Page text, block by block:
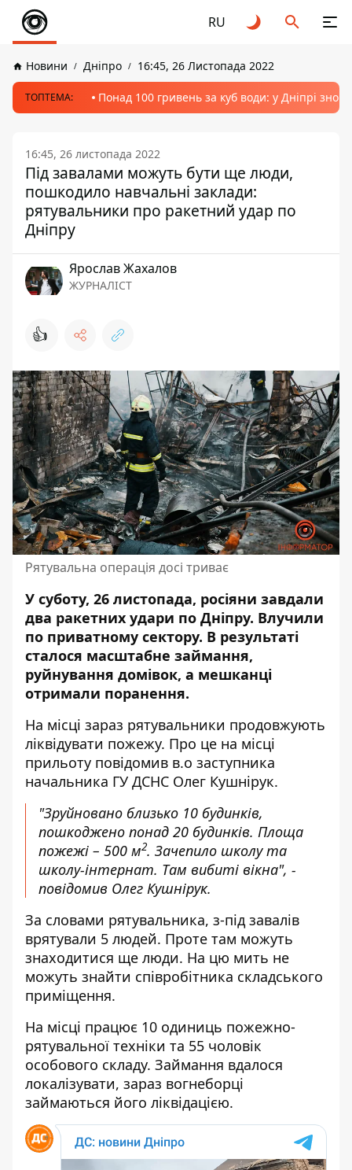
RU
Новини Дніпро 16:45, 26 Листопада 2022
ТОПТЕМА: Понад 100 гривень за куб води: у Дніпрі
16:45, 26 листопада 2022
Під завалами можуть бути ще люди,
пошкодило навчальні заклади:
рятувальники про ракетний удар по
Дніпру
Ярослав Жахалов
ЖУРНАЛІСТ
👍
Рятувальна операція досі триває
У суботу, 26 листопада, росіяни завдали
два ракетних удари по Дніпру. Влучили
по приватному сектору. В результаті
сталося масштабне займання,
руйнування домівок, а мешканці
отримали поранення.
На місці зараз рятувальники продовжують
ліквідувати пожежу. Про це на місці
прильоту повідомив в.о заступника
начальника ГУ ДСНС Олег Кушнірук.
"Зруйновано близько 10 будинків,
пошкоджено понад 20 будинків. Площа
пожежі – 500 м2. Зачепило школу та
школу-інтернат. Там вибиті вікна", -
повідомив Олег Кушнірук.
За словами рятувальника, з-під завалів
врятували 5 людей. Проте там можуть
знаходитися ще люди. На цю мить не
можуть знайти співробітника складського
приміщення.
На місці працює 10 одиниць пожежно-
рятувальної техніки та 55 чоловік
особового складу. Займання вдалося
локалізувати, зараз вогнеборці
займаються його ліквідацією.